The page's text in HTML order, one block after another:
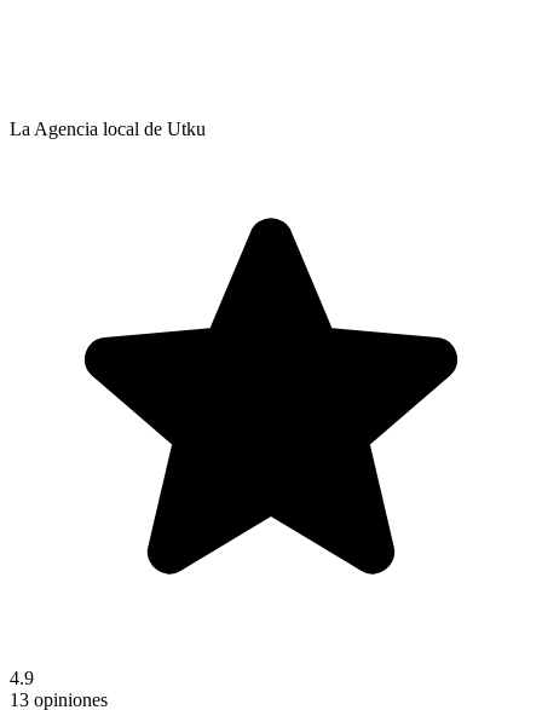
La Agencia local de Utku
4.9
13 opiniones